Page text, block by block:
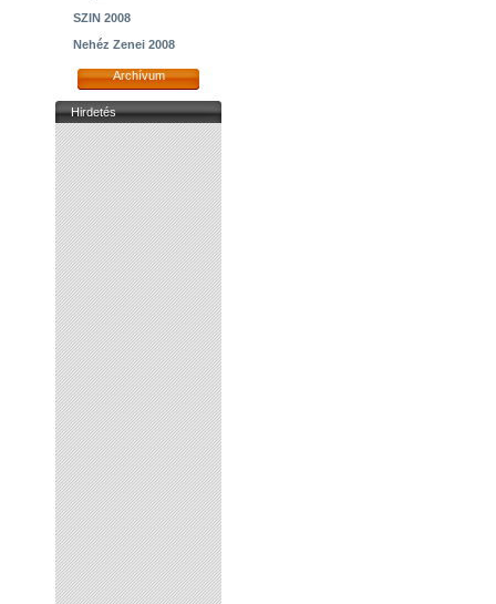
SZIN 2008
Nehéz Zenei 2008
Archívum
Hirdetés